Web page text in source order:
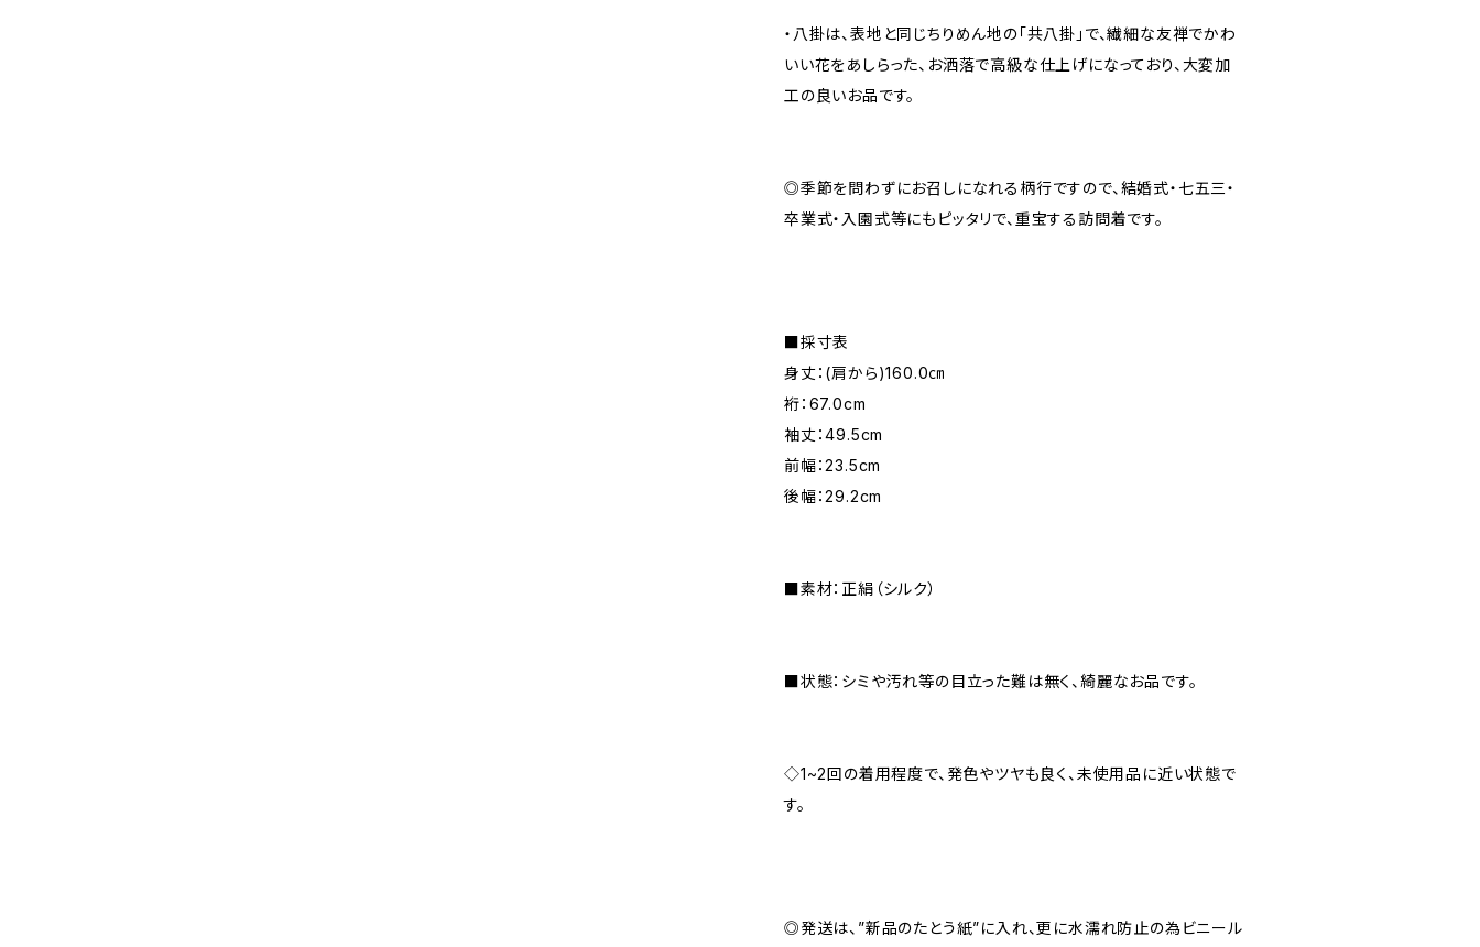
・八掛は、表地と同じちりめん地の「共八掛」で、繊細な友禅でかわ
いい花をあしらった、お洒落で高級な仕上げになっており、大変加
工の良いお品です。
◎季節を問わずにお召しになれる柄行ですので、結婚式・七五三・
卒業式・入園式等にもピッタリで、重宝する訪問着です。
■採寸表
身丈：(肩から)160.0㎝
裄：67.0cm
袖丈：49.5cm
前幅：23.5cm
後幅：29.2cm
■素材：正絹（シルク）
■状態：シミや汚れ等の目立った難は無く、綺麗なお品です。
◇1~2回の着用程度で、発色やツヤも良く、未使用品に近い状態で
す。
◎発送は、”新品のたとう紙”に入れ、更に水濡れ防止の為ビニール